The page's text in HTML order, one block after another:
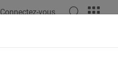
Connectez-vous